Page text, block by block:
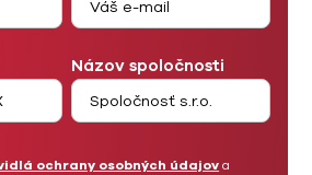
Názov spoločnosti
ochrany osobných údajova